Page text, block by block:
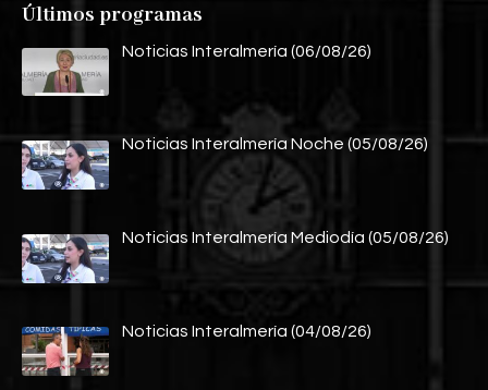
Últimos programas
Noticias Interalmería (06/08/26)
Noticias Interalmería Noche (05/08/26)
Noticias Interalmería Mediodía (05/08/26)
Noticias Interalmería (04/08/26)